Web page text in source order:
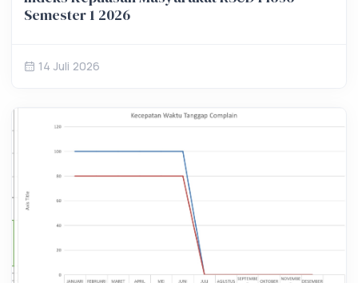
Semester 1 2026
14 Juli 2026